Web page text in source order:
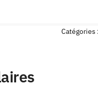
Catégories :